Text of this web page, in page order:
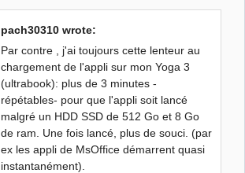
pach30310 wrote:
Par contre , j'ai toujours cette lenteur au
chargement de l'appli sur mon Yoga 3
(ultrabook): plus de 3 minutes -
répétables- pour que l'appli soit lancé
malgré un HDD SSD de 512 Go et 8 Go
de ram. Une fois lancé, plus de souci. (par
ex les appli de MsOffice démarrent quasi
instantanément).